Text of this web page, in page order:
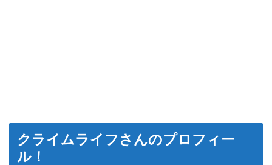
クライムライフさんのプロフィー
ル！